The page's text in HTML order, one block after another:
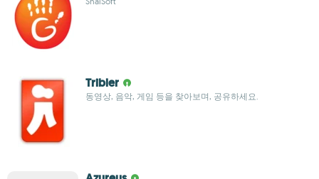
Tribler
동영상, 음악, 게임 등을 찾아보며, 공유하세요.